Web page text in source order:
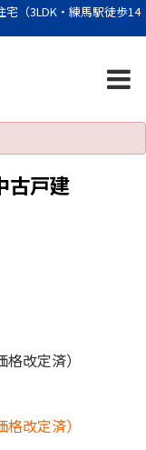
（3LDK・練馬駅徒歩14
古戸建
改定済）
改定済）